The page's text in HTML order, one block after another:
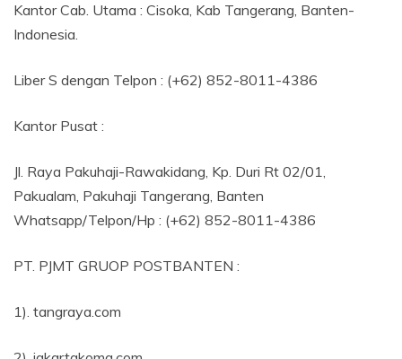
Kantor Cab. Utama : Cisoka, Kab Tangerang, Banten-
Indonesia.
Liber S dengan Telpon : (+62) 852-8011-4386
Kantor Pusat :
Jl. Raya Pakuhaji-Rawakidang, Kp. Duri Rt 02/01,
Pakualam, Pakuhaji Tangerang, Banten
Whatsapp/Telpon/Hp : (+62) 852-8011-4386
PT. PJMT GRUOP POSTBANTEN :
1). tangraya.com